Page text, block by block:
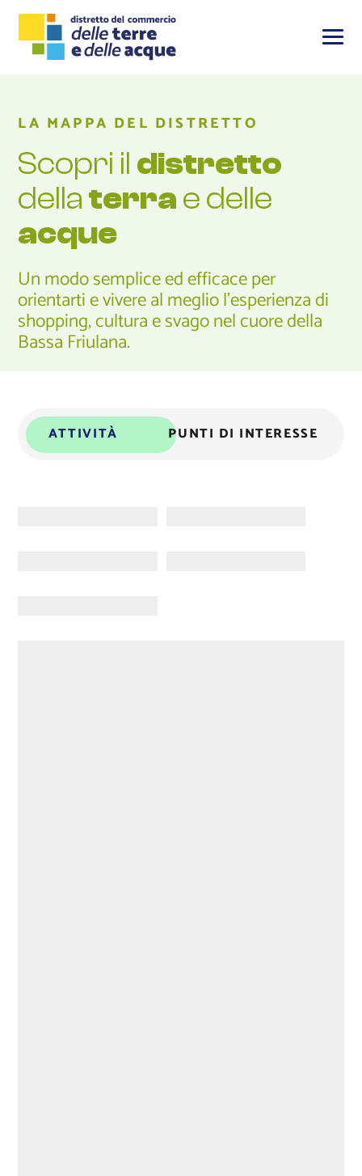
LA MAPPA DEL DISTRETTO
Scopri il distretto
dellaterra e delle
acque
Un modo semplice ed efficace per
orientarti e vivere al meglio l'esperienza di
shopping, cultura e svago nel cuore della
Bassa Friulana.
ATTIVITÀ PUNTI DI INTERESSE